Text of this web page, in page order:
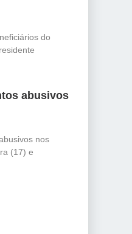
do
abusivos
nos
(17) e